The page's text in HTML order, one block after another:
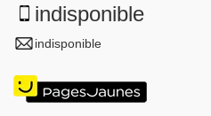
indisponible
indisponible